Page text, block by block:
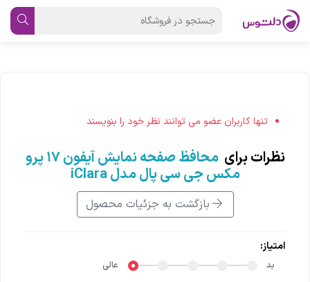
تنها کاربران عضو می توانند نظر خود را بنویسند
نظرات برای
محافظ صفحه نمایش آیفون ۱۷ پرو
مکس جی سی پال مدل iClara
بازگشت به جزئیات محصول
امتیاز:
بد عالی